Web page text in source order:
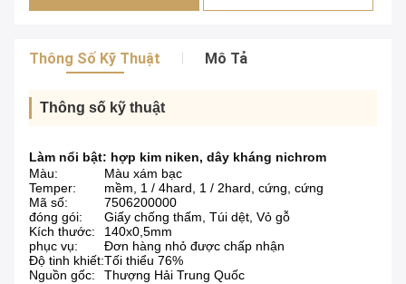
Thông Số Kỹ Thuật Mô Tả
Thông số kỹ thuật
Làm nổi bật: hợp kim niken, dây kháng nichrom
Màu:
Màu xám bạc
Temper:
mềm, 1 / 4hard, 1 / 2hard, cứng, cứng
Mã số:
7506200000
đóng gói:
Giấy chống thấm, Túi dệt, Vỏ gỗ
Kích thước:
140x0,5mm
phục vụ:
Đơn hàng nhỏ được chấp nhận
Độ tinh khiết:Tối thiểu 76%
Nguồn gốc:
Thượng Hải Trung Quốc